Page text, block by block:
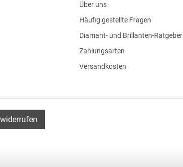
Über uns
Häufig gestellte Fragen
Diamant- und Brillanten-Ratgeber
Zahlungsarten
Versandkosten